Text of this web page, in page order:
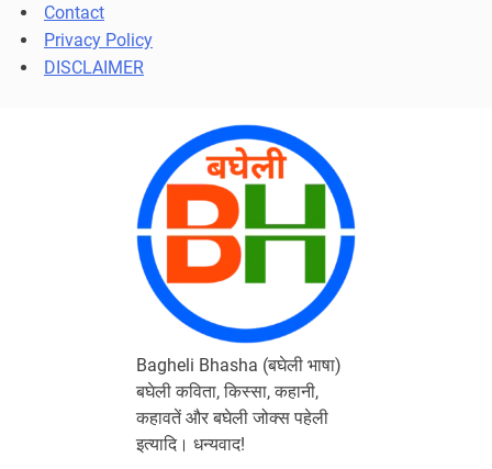
Contact
Privacy Policy
DISCLAIMER
Bagheli Bhasha (बघेली भाषा)
बघेली कविता, किस्सा, कहानी,
कहावतें और बघेली जोक्स पहेली
इत्यादि। धन्यवाद!